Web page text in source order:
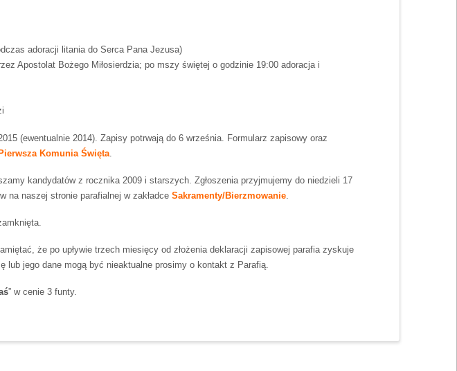
adoracji litania do Serca Pana Jezusa)
Apostolat Bożego Miłosierdzia; po mszy świętej o godzinie 19:00 adoracja i
(ewentualnie 2014). Zapisy potrwają do 6 września. Formularz zapisowy oraz
Komunia Święta.
kandydatów z rocznika 2009 i starszych. Zgłoszenia przyjmujemy do niedzieli 17
na naszej stronie parafialnej w zakładce Sakramenty/Bierzmowanie.
że po upływie trzech miesięcy od złożenia deklaracji zapisowej parafia zyskuje
lub jego dane mogą być nieaktualne prosimy o kontakt z Parafią.
” w cenie 3 funty.